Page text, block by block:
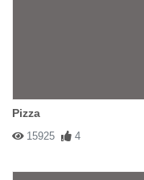
Pizza
15925 4